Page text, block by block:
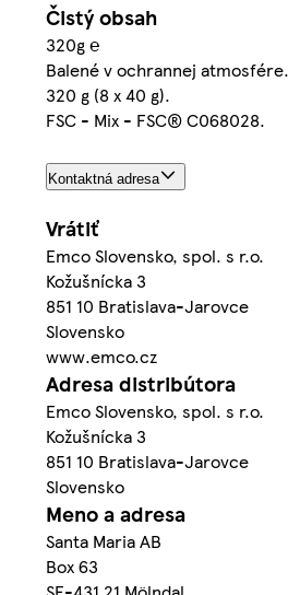
Čistý obsah
320g ℮
Balené v ochrannej atmosfére.
320 g (8 x 40 g).
FSC - Mix - FSC® C068028.
Kontaktná adresa
Vrátiť
Emco Slovensko, spol. s r.o.
Kožušnícka 3
851 10 Bratislava-Jarovce
Slovensko
www.emco.cz
Adresa distribútora
Emco Slovensko, spol. s r.o.
Kožušnícka 3
851 10 Bratislava-Jarovce
Slovensko
Meno a adresa
Santa Maria AB
Box 63